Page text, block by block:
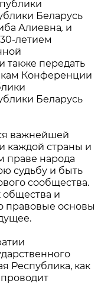
Беларусь
Алиевна, и
летием
также передать
Конференции
Беларусь
важнейшей
каждой страны и
праве народа
судьбу и быть
сообщества.
общества и
правовые основы
Республика, как